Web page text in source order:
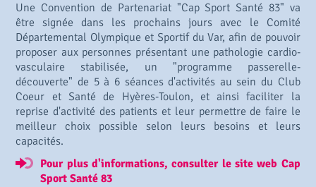
Une Convention de Partenariat "Cap Sport Santé 83" va
être signée dans les prochains jours avec le Comité
Départemental Olympique et Sportif du Var, afin de pouvoir
proposer aux personnes présentant une pathologie cardio-
vasculaire stabilisée, un "programme passerelle-
découverte" de 5 à 6 séances d'activités au sein du Club
Coeur et Santé de Hyères-Toulon, et ainsi faciliter la
reprise d'activité des patients et leur permettre de faire le
meilleur choix possible selon leurs besoins et leurs
capacités.
Pour plus d'informations, consulter le site web Cap
Sport Santé 83